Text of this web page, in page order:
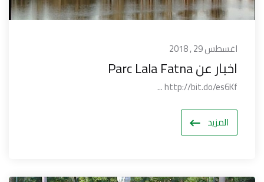
اغسطس 29 , 2018
اخبار عن Parc Lala Fatna
http://bit.do/es6Kf ...
المزيد